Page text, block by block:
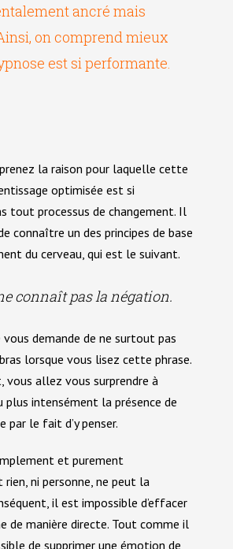
et hypnose
pendant que vous dormiez ?
ancré mais
on comprend mieux
est si performante.
la raison pour laquelle cette
optimisée est si
tout processus de changement. Il
connaître un des principes de base
du cerveau, qui est le suivant.
connaît pas la négation.
vous demande de ne surtout pas
lorsque vous lisez cette phrase.
vous allez vous surprendre à
plus intensément la présence de
par le fait d’y penser.
et purement
rien, ni personne, ne peut la
il est impossible d’effacer
de manière directe. Tout comme il
de supprimer une émotion de